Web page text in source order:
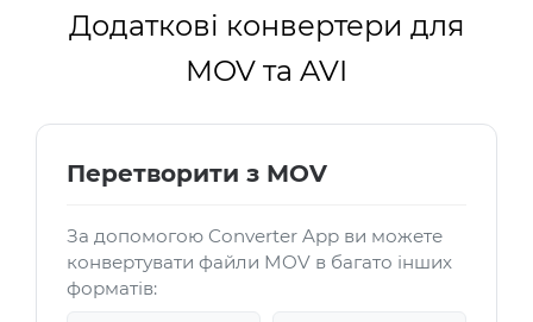
Додаткові конвертери для
MOV та AVI
Перетворити з MOV
За допомогою Converter App ви можете
конвертувати файли MOV в багато інших
форматів: